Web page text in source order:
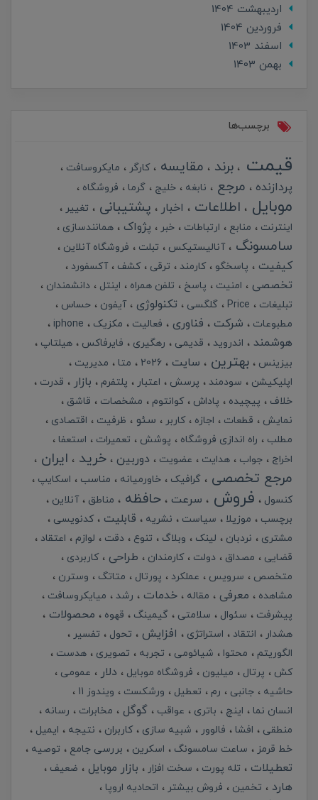
ارديبهشت 1404
فروردین 1404
اسفند 1403
بهمن 1403
برچسب‌ها
قیمت برند مقایسه کارگر مایکروسافت
پردازنده مرجع نابغه خلیج گرما فروشگاه
موبایل اطلاعات اخبار پشتیبانی
تغییر
اینترنت
منابع ارتباطات خبر پژواک همانندسازی
سامسونگ آنالیستیکس تبلت فروشگاه آنلاین
کیفیت پاسخگو کارمند ترقی کشف آکسفورد
تخصصی امنیت پاسخ تلفن همراه اینتل
دانشمندان
تبلیغات
Price گلگسی تکنولوژی آیفون
حساس
مطبوعات
شرکت فناوری فعالیت مکزیک iphone
هوشمند اندروید قدیمی رهگیری فایرفاکس
هیلتاپ
بیزینس
بهترین سایت 2026 متا
مدیریت
اپلیکیشن
سودمند پرسش اعتبار پلتفرم بازار
قدرت
خلاف
پیچیده پاداش کوانتوم مشخصات
قاشق
نمایش
قطعات اجازه کاربر سئو ظرفیت
اقتصادی
مطلب
راه اندازی فروشگاه پوشش تعمیرات
استعفا
اخراج
جواب هدایت عضویت دوربین خرید
ایران
مرجع تخصصی
گرافیک خاورمیانه مناسب
اسکایپ
کنسول
فروش سرعت حافظه مناطق
آنلاین
برچسب
موزیلا سیاست نشریه قابلیت
کدنویسی
مشتری
نردبان لینک وبلاگ تنوع دقت لوازم
اعتقاد
قضایی
مصداق دولت کارمندان طراحی
کاربردی
متخصص
سرویس عملکرد پورتال متاتگ
وسترن
مشاهده
معرفی مقاله خدمات رشد
میایکروسافت
پیشرفت
سئوال سلامتی گیمینگ قهوه محصولات
هشدار انتقاد استراتژی افزایش تحول
تفسیر
الگوریتم
محتوا شیائومی تجربه تصویری
هدست
کش
پرتال میلیون فروشگاه موبایل دلار
عمومی
حاشیه
جانبی رم تعطیل ورشکست
ویندوز 11
انسان نما
اینچ باتری عواقب گوگل مخابرات
رسانه
منطقی
افشا فالوور شبیه سازی کاربران نتیجه
ایمیل
خط قرمز
ساعت سامسونگ اسکرین بررسی جامع توصیه
تعطیلات تله پورت سخت افزار بازار موبایل ضعیف
هارد تخمین فروش بیشتر اتحادیه اروپا